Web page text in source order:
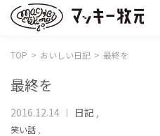
TOP おいしい日記 最終を
最終を
2016.12.14 日記 ,
笑い話 ,